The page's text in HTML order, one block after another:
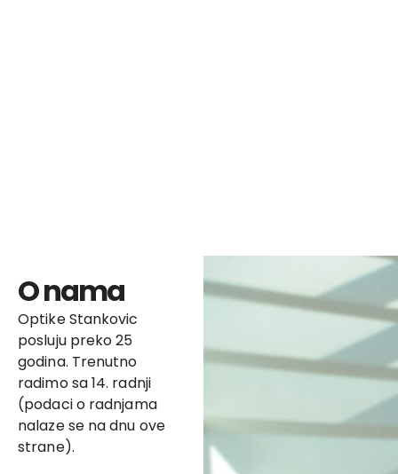
O nama
Optike Stankovic
posluju preko 25
godina. Trenutno
radimo sa 14. radnji
(podaci o radnjama
nalaze se na dnu ove
strane).